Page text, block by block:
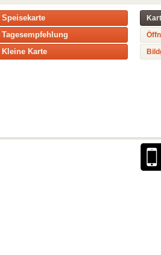
Speisekarte
Tagesempfehlung
Kleine Karte